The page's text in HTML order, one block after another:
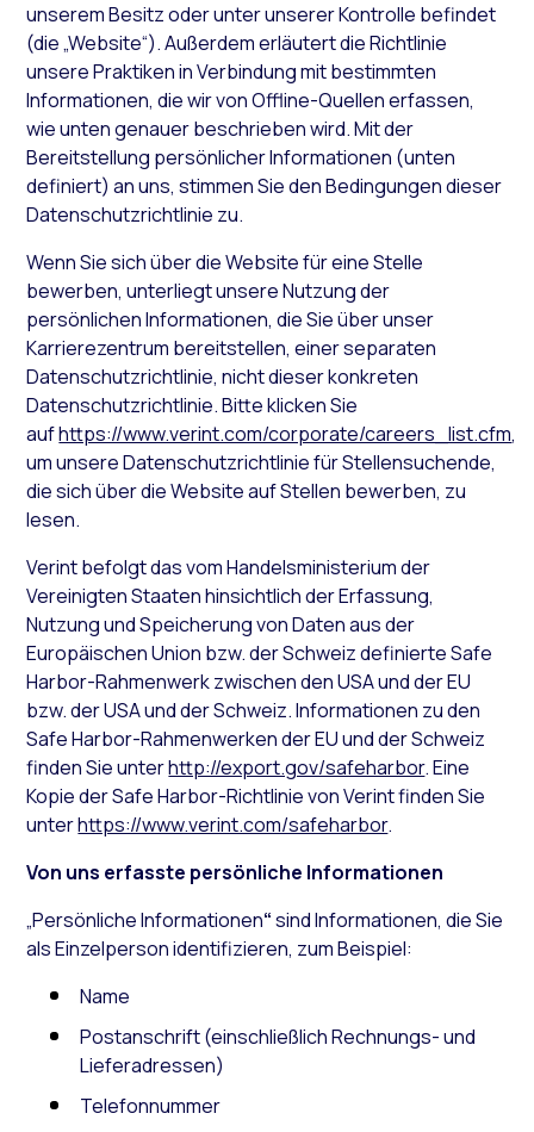
unserem Besitz oder unter unserer Kontrolle befindet
(die „Website“). Außerdem erläutert die Richtlinie
unsere Praktiken in Verbindung mit bestimmten
Informationen, die wir von Offline-Quellen erfassen,
wie unten genauer beschrieben wird. Mit der
Bereitstellung persönlicher Informationen (unten
definiert) an uns, stimmen Sie den Bedingungen dieser
Datenschutzrichtlinie zu.
Wenn Sie sich über die Website für eine Stelle
bewerben, unterliegt unsere Nutzung der
persönlichen Informationen, die Sie über unser
Karrierezentrum bereitstellen, einer separaten
Datenschutzrichtlinie, nicht dieser konkreten
Datenschutzrichtlinie. Bitte klicken Sie
aufhttps://www.verint.com/corporate/careers_list.cfm,
um unsere Datenschutzrichtlinie für Stellensuchende,
die sich über die Website auf Stellen bewerben, zu
lesen.
Verint befolgt das vom Handelsministerium der
Vereinigten Staaten hinsichtlich der Erfassung,
Nutzung und Speicherung von Daten aus der
Europäischen Union bzw. der Schweiz definierte Safe
Harbor-Rahmenwerk zwischen den USA und der EU
bzw. der USA und der Schweiz. Informationen zu den
Safe Harbor-Rahmenwerken der EU und der Schweiz
finden Sie unterhttp://export.gov/safeharbor. Eine
Kopie der Safe Harbor-Richtlinie von Verint finden Sie
unterhttps://www.verint.com/safeharbor.
Von uns erfasste persönliche Informationen
„Persönliche Informationen“sind Informationen, die Sie
als Einzelperson identifizieren, zum Beispiel:
Name
Postanschrift (einschließlich Rechnungs- und
Lieferadressen)
Telefonnummer